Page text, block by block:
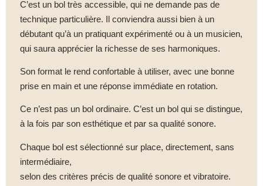
C’est un bol très accessible, qui ne demande pas de
technique particulière. Il conviendra aussi bien à un
débutant qu’à un pratiquant expérimenté ou à un musicien,
qui saura apprécier la richesse de ses harmoniques.
Son format le rend confortable à utiliser, avec une bonne
prise en main et une réponse immédiate en rotation.
Ce n’est pas un bol ordinaire. C’est un bol qui se distingue,
à la fois par son esthétique et par sa qualité sonore.
Chaque bol est sélectionné sur place, directement, sans
intermédiaire,
selon des critères précis de qualité sonore et vibratoire.